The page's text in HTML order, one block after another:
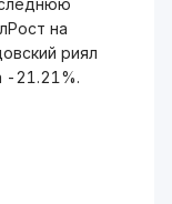
на
риял
-21.21%.